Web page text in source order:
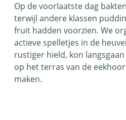
Op de voorlaatste dag
terwijl andere klassen
fruit hadden voorzien. We
actieve spelletjes in de
rustiger hield, kon
op het terras van de
maken.